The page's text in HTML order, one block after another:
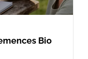
Bio